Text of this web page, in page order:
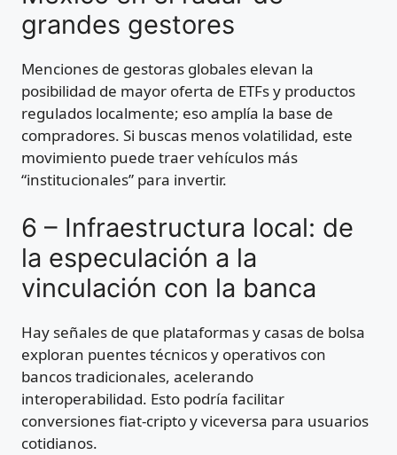
grandes gestores
Menciones de gestoras globales elevan la
posibilidad de mayor oferta de ETFs y productos
regulados localmente; eso amplía la base de
compradores. Si buscas menos volatilidad, este
movimiento puede traer vehículos más
“institucionales” para invertir.
6 – Infraestructura local: de
la especulación a la
vinculación con la banca
Hay señales de que plataformas y casas de bolsa
exploran puentes técnicos y operativos con
bancos tradicionales, acelerando
interoperabilidad. Esto podría facilitar
conversiones fiat-cripto y viceversa para usuarios
cotidianos.